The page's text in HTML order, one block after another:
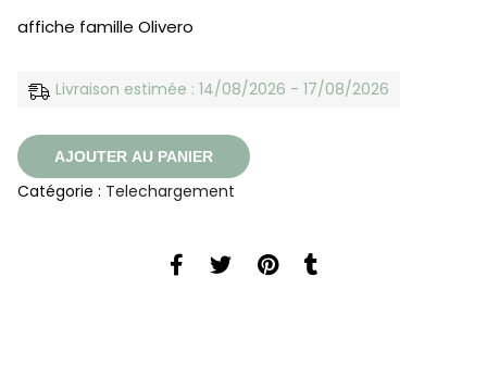
affiche famille Olivero
Livraison estimée : 14/08/2026 - 17/08/2026
AJOUTER AU PANIER
Catégorie : Telechargement